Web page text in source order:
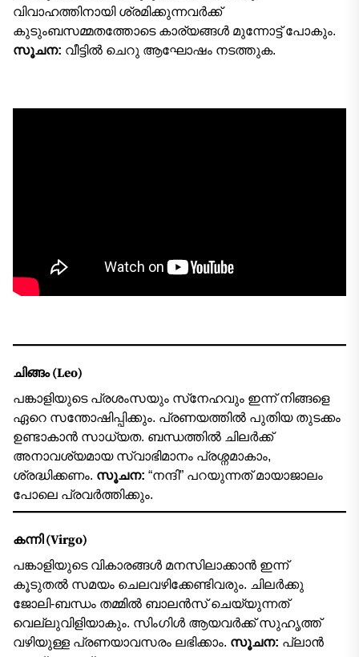
വിവാഹത്തിനായി ശ്രമിക്കുന്നവർക്ക്
കുടുംബസമ്മതത്തോടെ കാര്യങ്ങൾ മുന്നോട്ട് പോകും.
സൂചന: വീട്ടിൽ ചെറു ആഘോഷം നടത്തുക.
ചിങ്ങം (Leo)
പങ്കാളിയുടെ പ്രശംസയും സ്‌നേഹവും ഇന്ന് നിങ്ങളെ
ഏറെ സന്തോഷിപ്പിക്കും. പ്രണയത്തിൽ പുതിയ തുടക്കം
ഉണ്ടാകാൻ സാധ്യത. ബന്ധത്തിൽ ചിലർക്ക്
അനാവശ്യമായ സ്വാഭിമാനം പ്രശ്നമാകാം,
ശ്രദ്ധിക്കണം. സൂചന: “നന്ദി” പറയുന്നത് മായാജാലം
പോലെ പ്രവർത്തിക്കും.
കന്നി (Virgo)
പങ്കാളിയുടെ വികാരങ്ങൾ മനസിലാക്കാൻ ഇന്ന്
കൂടുതൽ സമയം ചെലവഴിക്കേണ്ടിവരും. ചിലർക്കു
ജോലി-ബന്ധം തമ്മിൽ ബാലൻസ് ചെയ്യുന്നത്
വെല്ലുവിളിയാകും. സിംഗിൾ ആയവർക്ക് സുഹൃത്ത്
വഴിയുള്ള പ്രണയാവസരം ലഭിക്കാം. സൂചന: പ്ലാൻ